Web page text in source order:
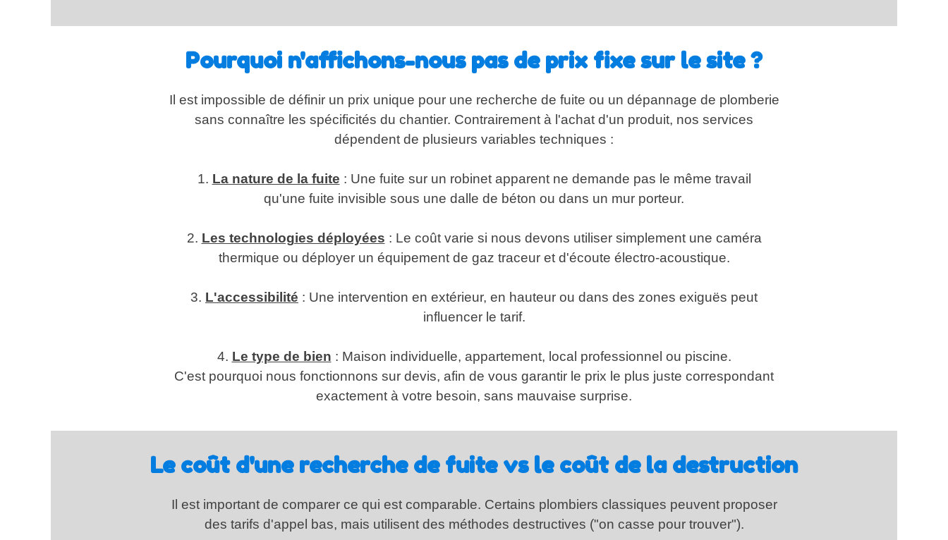
Pourquoi n'affichons-nous pas de prix fixe sur le site ?
Il est impossible de définir un prix unique pour une recherche de fuite ou un dépannage de plomberie
sans connaître les spécificités du chantier. Contrairement à l'achat d'un produit, nos services
dépendent de plusieurs variables techniques :
1. La nature de la fuite : Une fuite sur un robinet apparent ne demande pas le même travail
qu'une fuite invisible sous une dalle de béton ou dans un mur porteur.
2. Les technologies déployées : Le coût varie si nous devons utiliser simplement une caméra
thermique ou déployer un équipement de gaz traceur et d'écoute électro-acoustique.
3. L'accessibilité : Une intervention en extérieur, en hauteur ou dans des zones exiguës peut
influencer le tarif.
4. Le type de bien : Maison individuelle, appartement, local professionnel ou piscine.
C'est pourquoi nous fonctionnons sur devis, afin de vous garantir le prix le plus juste correspondant
exactement à votre besoin, sans mauvaise surprise.
Le coût d'une recherche de fuite vs le coût de la destruction
Il est important de comparer ce qui est comparable. Certains plombiers classiques peuvent proposer
des tarifs d'appel bas, mais utilisent des méthodes destructives ("on casse pour trouver").